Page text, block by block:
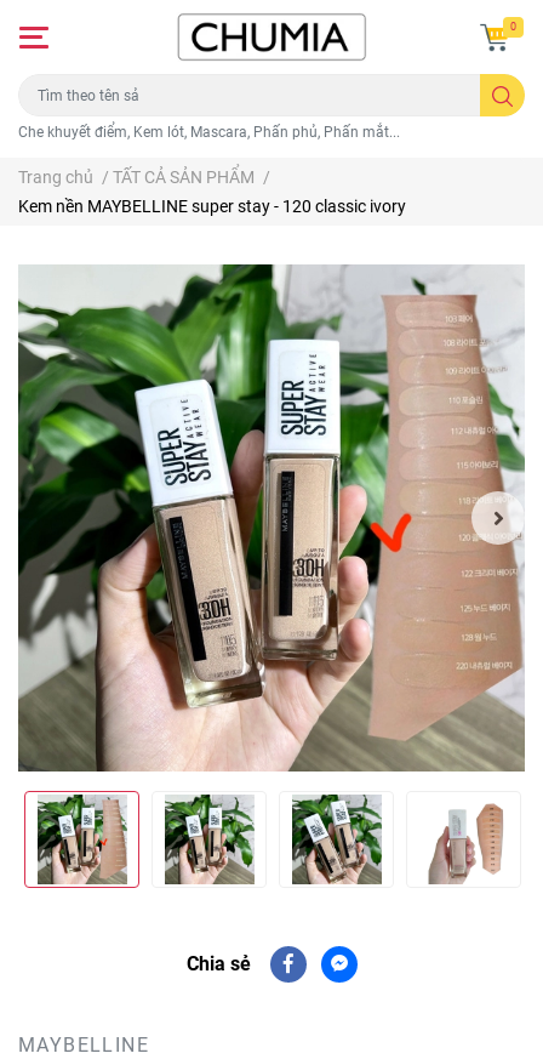
Che khuyết điểm, Kem lót, Mascara, Phấn phủ, Phấn mắt...
0
Trang chủ / TẤT CẢ SẢN PHẨM /
Kem nền MAYBELLINE super stay - 120 classic ivory
Chia sẻ
MAYBELLINE